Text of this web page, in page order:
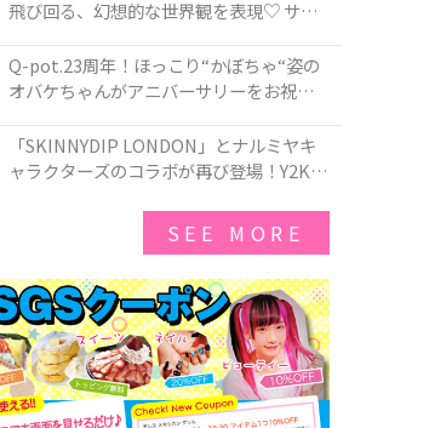
飛び回る、幻想的な世界観を表現♡ サマ
50周年アニバーサリーイヤー』を記念し
たコレクションが登場
Q-pot.23周年！ほっこり“かぼちゃ“姿の
オバケちゃんがアニバーサリーをお祝い
ー」が新発売！Q-pot CAFE.では「かぼち
ゃのオバケーキプレート」も登場
「SKINNYDIP LONDON」とナルミヤキ
ャラクターズのコラボが再び登場！Y2Kム
SEE MORE